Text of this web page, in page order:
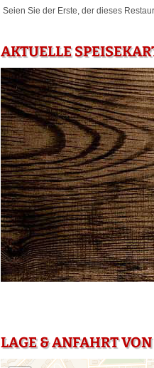
Seien Sie der Erste, der dieses
AKTUELLE
LAGE & ANFAHRT